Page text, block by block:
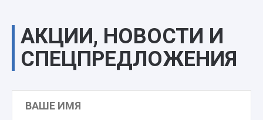
АКЦИИ, НОВОСТИ И
СПЕЦПРЕДЛОЖЕНИЯ